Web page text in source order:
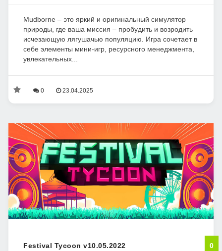
Mudborne – это яркий и оригинальный симулятор
природы, где ваша миссия – пробудить и возродить
исчезающую лягушачью популяцию. Игра сочетает в
себе элементы мини-игр, ресурсного менеджмента,
увлекательных...
0 23.04.2025
Festival Tycoon v10.05.2022 0